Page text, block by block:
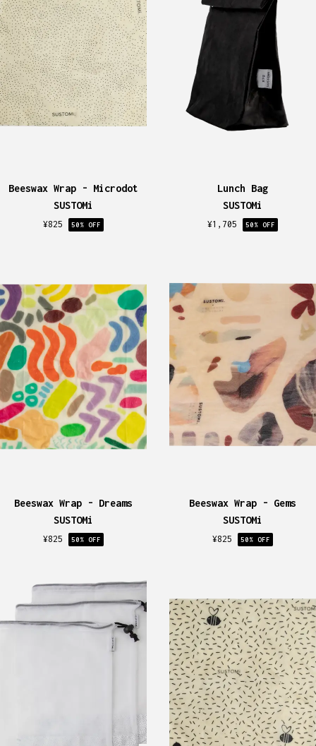
Beeswax Wrap - Microdot
SUSTOMi
¥825 50% OFF
Lunch Bag
SUSTOMi
¥1,705 50% OFF
Beeswax Wrap - Dreams
SUSTOMi
¥825 50% OFF
Beeswax Wrap - Gems
SUSTOMi
¥825 50% OFF